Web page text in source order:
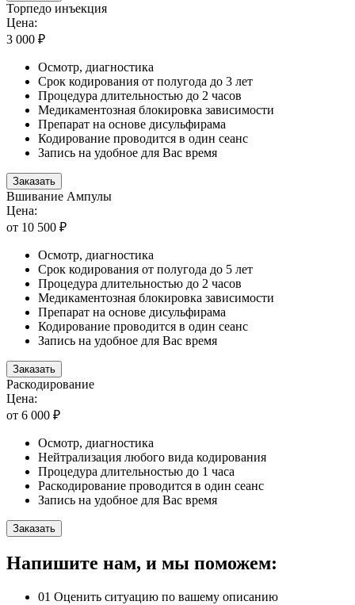
Торпедо инъекция
Цена:
3 000 ₽
Осмотр, диагностика
Срок кодирования от полугода до 3 лет
Процедура длительностью до 2 часов
Медикаментозная блокировка зависимости
Препарат на основе дисульфирама
Кодирование проводится в один сеанс
Запись на удобное для Вас время
Заказать
Вшивание Ампулы
Цена:
от 10 500 ₽
Осмотр, диагностика
Срок кодирования от полугода до 5 лет
Процедура длительностью до 2 часов
Медикаментозная блокировка зависимости
Препарат на основе дисульфирама
Кодирование проводится в один сеанс
Запись на удобное для Вас время
Заказать
Раскодирование
Цена:
от 6 000 ₽
Осмотр, диагностика
Нейтрализация любого вида кодирования
Процедура длительностью до 1 часа
Раскодирование проводится в один сеанс
Запись на удобное для Вас время
Заказать
Напишите нам, и мы поможем:
01 Оценить ситуацию по вашему описанию